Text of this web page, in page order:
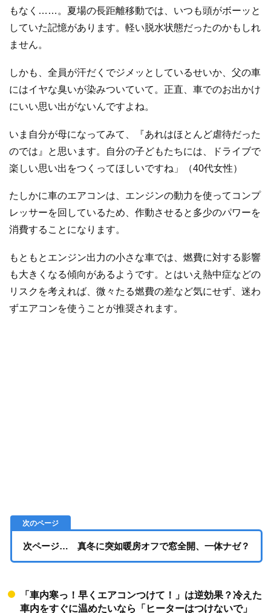
もなく……。夏場の長距離移動では、いつも頭がボーッと
していた記憶があります。軽い脱水状態だったのかもしれ
ません。
しかも、全員が汗だくでジメッとしているせいか、父の車
にはイヤな臭いが染みついていて。正直、車でのお出かけ
にいい思い出がないんですよね。
いま自分が母になってみて、『あれはほとんど虐待だった
のでは』と思います。自分の子どもたちには、ドライブで
楽しい思い出をつくってほしいですね」（40代女性）
たしかに車のエアコンは、エンジンの動力を使ってコンプ
レッサーを回しているため、作動させると多少のパワーを
消費することになります。
もともとエンジン出力の小さな車では、燃費に対する影響
も大きくなる傾向があるようです。とはいえ熱中症などの
リスクを考えれば、微々たる燃費の差など気にせず、迷わ
ずエアコンを使うことが推奨されます。
次ページ… 真冬に突如暖房オフで窓全開、一体ナゼ？
「車内寒っ！早くエアコンつけて！」は逆効果？冷えた
車内をすぐに温めたいなら「ヒーターはつけないで」